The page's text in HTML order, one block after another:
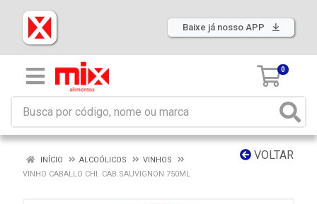
Baixe já nosso APP
0
VOLTAR
INÍCIO ALCOÓLICOS
VINHOS
VINHO CABALLO CHI. CAB.SAUVIGNON 750ML